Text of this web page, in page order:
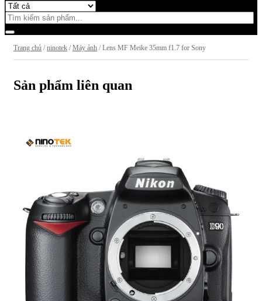
Trang chủ /ninotek /Máy ảnh / Lens MF Meike 35mm f1.7 for Sony
Sản phẩm liên quan